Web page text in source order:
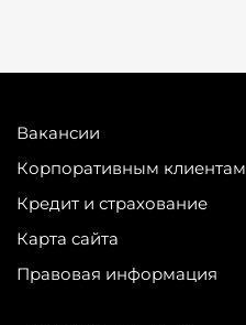
Вакансии
Корпоративным клиентам
Кредит и страхование
Карта сайта
Правовая информация